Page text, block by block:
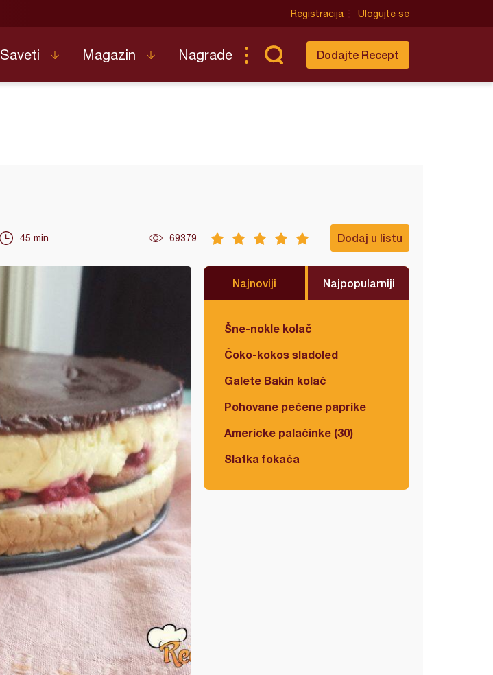
Registracija Ulogujte se
Saveti Magazin Nagrade Dodajte Recept
45 min 69379 Dodaj u listu
Najnoviji Najpopularniji
Šne-nokle kolač
Čoko-kokos sladoled
Galete Bakin kolač
Pohovane pečene paprike
Americke palačinke (30)
Slatka fokača